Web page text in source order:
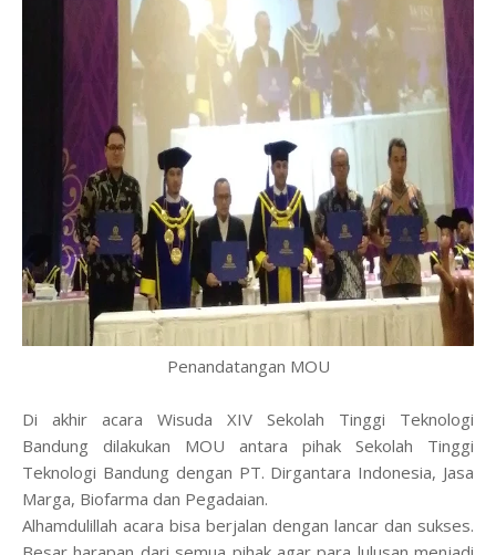
Penandatangan MOU
Di akhir acara Wisuda XIV Sekolah Tinggi Teknologi
Bandung dilakukan MOU antara pihak Sekolah Tinggi
Teknologi Bandung dengan PT. Dirgantara Indonesia, Jasa
Marga, Biofarma dan Pegadaian.
Alhamdulillah acara bisa berjalan dengan lancar dan sukses.